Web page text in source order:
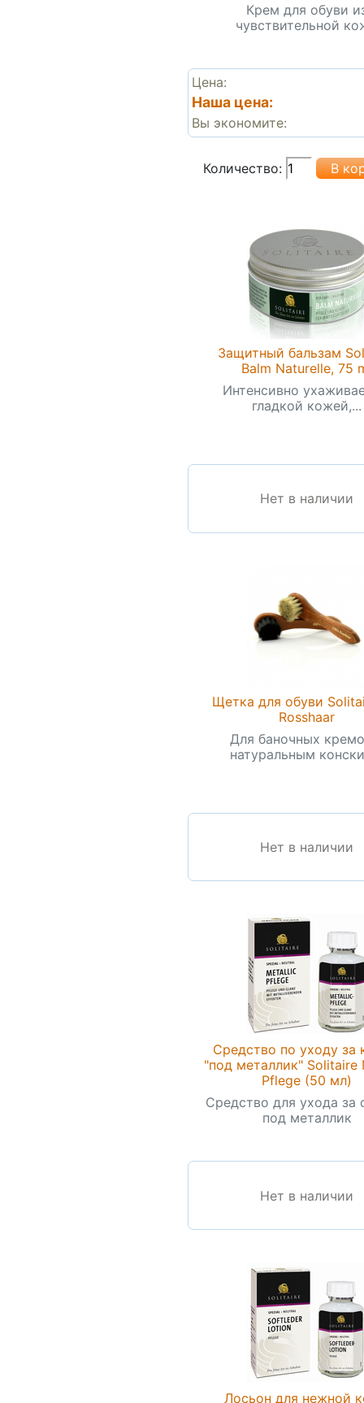
Крем для обуви
чувствительной
Цена:
Наша цена:
Вы экономите:
Количество:
Защитный бальзам
Balm Naturelle, 75
Интенсивно
гладкой кожей,...
Нет в наличии
Щетка для обуви
Rosshaar
Для баночных
натуральным
Нет в наличии
Средство по уходу за
"под металлик" Solitaire
Pflege (50 мл)
Средство для ухода за
под металлик
Нет в наличии
Лосьон для нежной